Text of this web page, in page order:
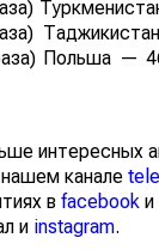
Польша —
интересных
канале
в facebook и
и instagram.